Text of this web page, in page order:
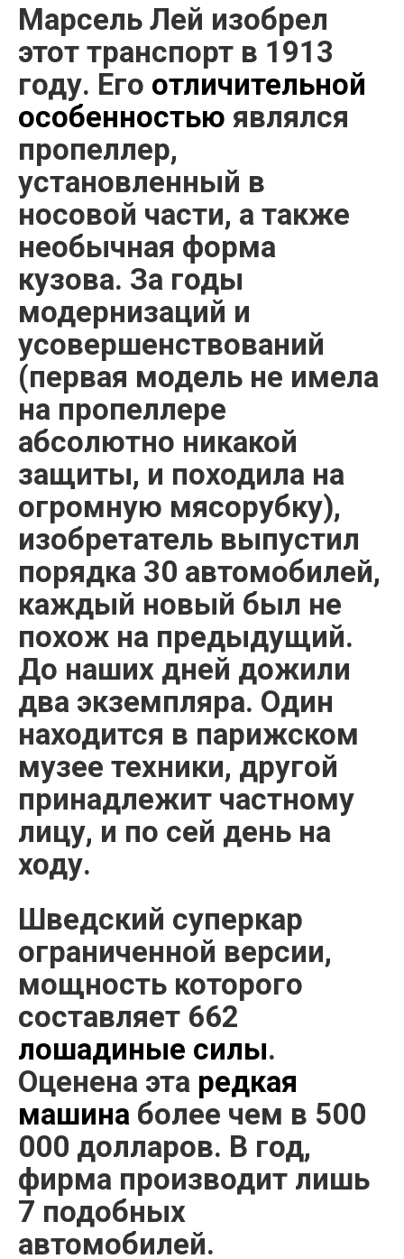
Марсель Лей изобрел
этот транспорт в 1913
году. Его отличительной
особенностью являлся
пропеллер,
установленный в
носовой части, а также
необычная форма
кузова. За годы
модернизаций и
усовершенствований
(первая модель не имела
на пропеллере
абсолютно никакой
защиты, и походила на
огромную мясорубку),
изобретатель выпустил
порядка 30 автомобилей,
каждый новый был не
похож на предыдущий.
До наших дней дожили
два экземпляра. Один
находится в парижском
музее техники, другой
принадлежит частному
лицу, и по сей день на
ходу.
Шведский суперкар
ограниченной версии,
мощность которого
составляет 662
лошадиные силы.
Оценена эта редкая
машина более чем в 500
000 долларов. В год,
фирма производит лишь
7 подобных
автомобилей.